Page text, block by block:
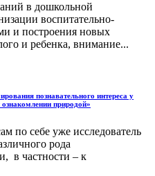
в дошкольной
воспитательно-
и построения новых
и ребенка, внимание...
познавательного интереса у
природой»
по себе уже исследователь
рода
в частности – к